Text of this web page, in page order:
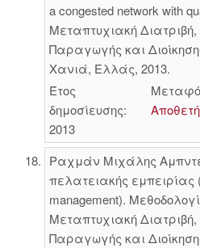
a congested network with
Μεταπτυχιακή
Παραγωγής και
Χανιά, Ελλάς, 2013.
Έτος
δημοσίευσης:
2013
Ραχμάν Μιχάλης
πελατειακής εμπειρίας
management).
Μεταπτυχιακή
Παραγωγής και